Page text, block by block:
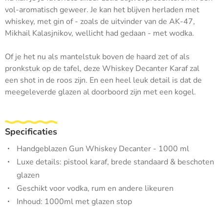
vol-aromatisch geweer. Je kan het blijven herladen met
whiskey, met gin of - zoals de uitvinder van de AK-47,
Mikhail Kalasjnikov, wellicht had gedaan - met wodka.
Of je het nu als mantelstuk boven de haard zet of als
pronkstuk op de tafel, deze Whiskey Decanter Karaf zal
een shot in de roos zijn. En een heel leuk detail is dat de
meegeleverde glazen al doorboord zijn met een kogel.
Specificaties
Handgeblazen Gun Whiskey Decanter - 1000 ml
Luxe details: pistool karaf, brede standaard & beschoten
glazen
Geschikt voor vodka, rum en andere likeuren
Inhoud: 1000ml met glazen stop